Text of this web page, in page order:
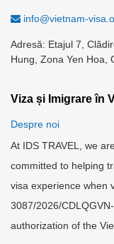
info@vietnam-
Adresă: Etajul 7,
Hung, Zona Yen Hoa,
Viza și Imigrare în
Despre noi
At IDS TRAVEL, we
committed to helping
visa experience when
3087/2026/
authorization of the